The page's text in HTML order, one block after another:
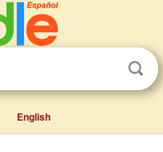
English